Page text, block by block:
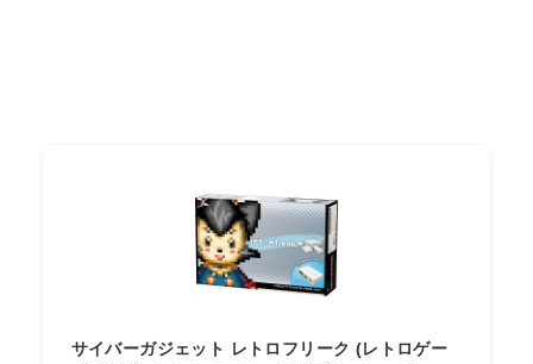
サイバーガジェット レトロフリーク (レトロゲー